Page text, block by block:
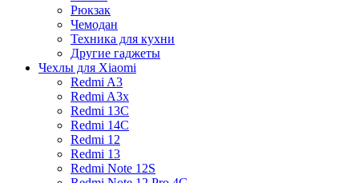
Рюкзак
Чемодан
Техника для кухни
Другие гаджеты
Чехлы для Xiaomi
Redmi A3
Redmi A3x
Redmi 13C
Redmi 14C
Redmi 12
Redmi 13
Redmi Note 12S